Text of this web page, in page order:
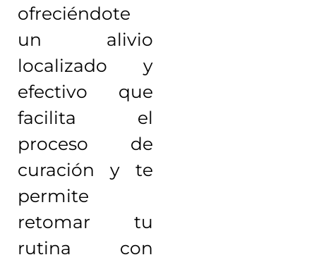
ofreciéndote
un alivio
localizado y
efectivo que
facilita el
proceso de
curación y te
permite
retomar tu
rutina con